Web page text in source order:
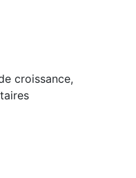
croissance,